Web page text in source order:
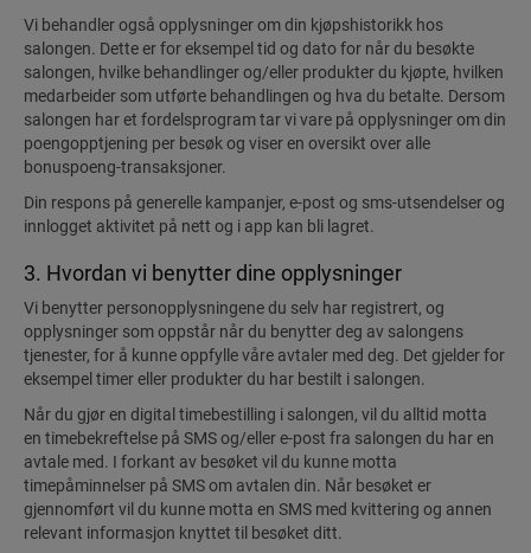
Vi behandler også opplysninger om din kjøpshistorikk hos
salongen. Dette er for eksempel tid og dato for når du besøkte
salongen, hvilke behandlinger og/eller produkter du kjøpte, hvilken
medarbeider som utførte behandlingen og hva du betalte. Dersom
salongen har et fordelsprogram tar vi vare på opplysninger om din
poengopptjening per besøk og viser en oversikt over alle
bonuspoeng-transaksjoner.
Din respons på generelle kampanjer, e-post og sms-utsendelser og
innlogget aktivitet på nett og i app kan bli lagret.
3. Hvordan vi benytter dine opplysninger
Vi benytter personopplysningene du selv har registrert, og
opplysninger som oppstår når du benytter deg av salongens
tjenester, for å kunne oppfylle våre avtaler med deg. Det gjelder for
eksempel timer eller produkter du har bestilt i salongen.
Når du gjør en digital timebestilling i salongen, vil du alltid motta
en timebekreftelse på SMS og/eller e-post fra salongen du har en
avtale med. I forkant av besøket vil du kunne motta
timepåminnelser på SMS om avtalen din. Når besøket er
gjennomført vil du kunne motta en SMS med kvittering og annen
relevant informasjon knyttet til besøket ditt.